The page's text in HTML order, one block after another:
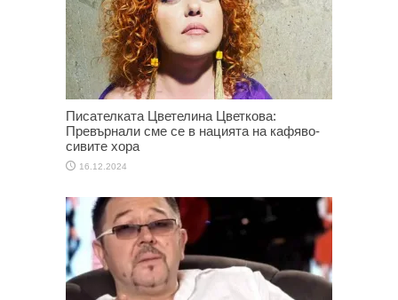
Писателката Цветелина Цветкова:
Превърнали сме се в нацията на кафяво-
сивите хора
16.12.2024